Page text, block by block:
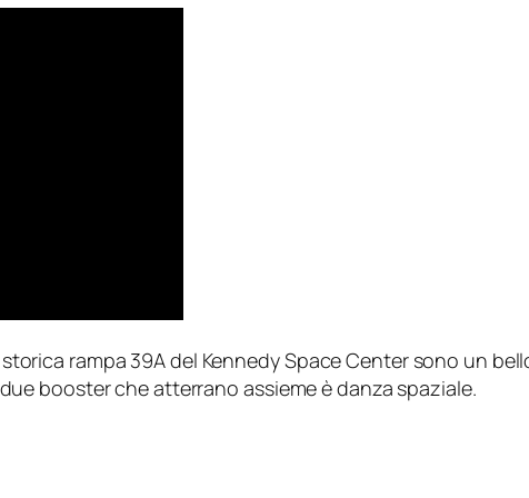
rampa 39A del Kennedy Space Center sono un
booster che atterrano assieme è danza spaziale.